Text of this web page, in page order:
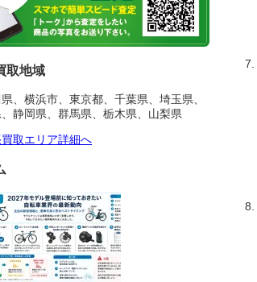
取地域
、横浜市、東京都、千葉県、埼玉県、
静岡県、群馬県、栃木県、山梨県
取エリア詳細へ